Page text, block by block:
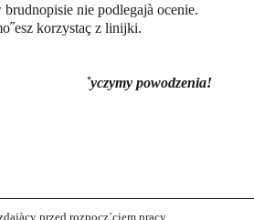
brudnopisie nie podlegajà ocenie.
korzystaç z linijki.
˚yczymy powodzenia!
przed rozpocz´ciem pracy